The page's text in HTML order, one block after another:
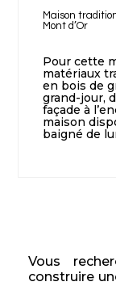
Maison
Mont d’Or
Pour cette
matériaux
en bois de
grand-jour,
façade à
maison
baigné de
Vous
construire